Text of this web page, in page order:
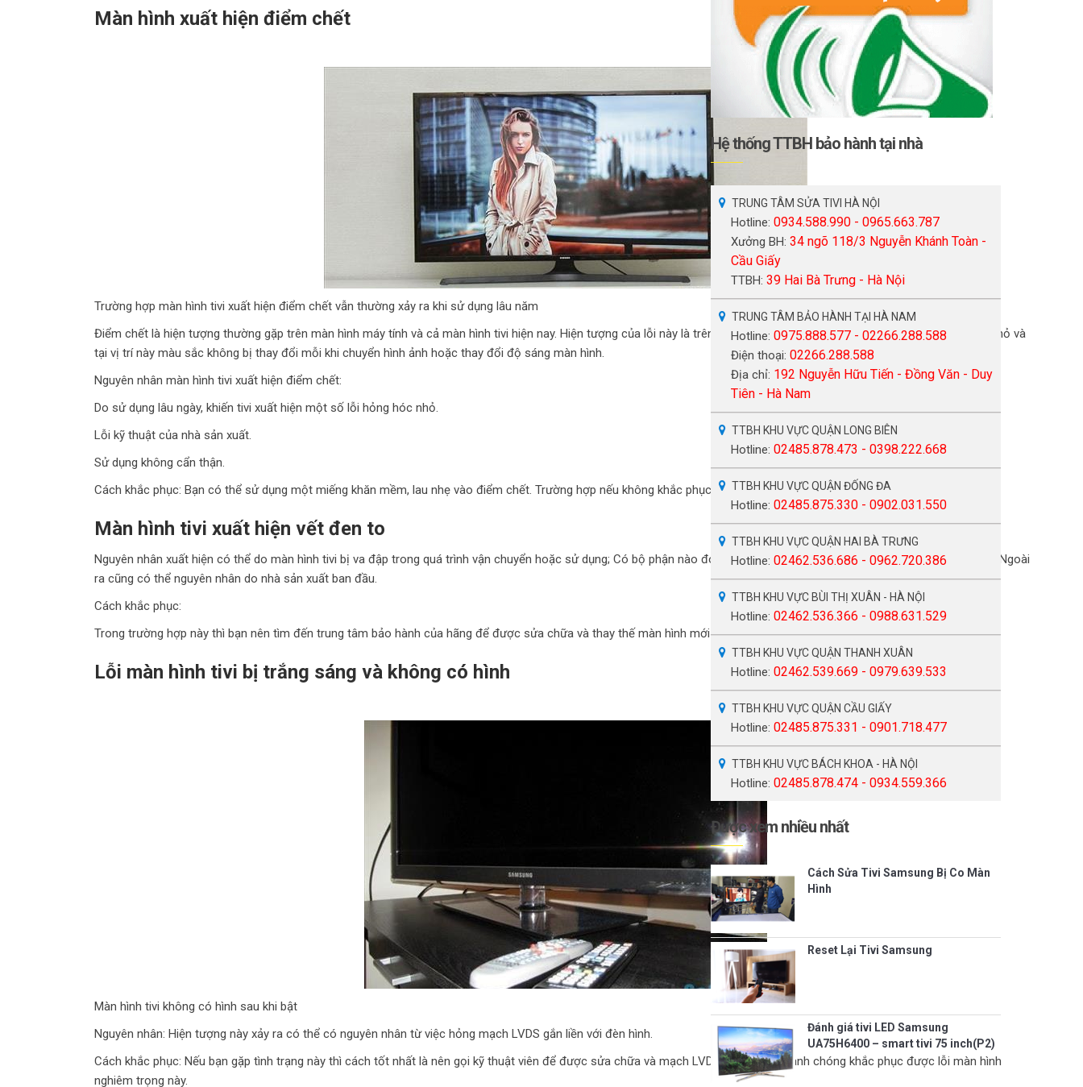
Màn hình xuất hiện điểm chết
Trường hợp màn hình tivi xuất hiện điểm chết vẫn thường xảy ra khi sử dụng lâu năm
Điểm chết là hiện tượng thường gặp trên màn hình máy tính và cả màn hình tivi hiện nay. Hiện tượng của lỗi này là trên màn hình tivi xuất hiện những chấm đen hoặc trắng nhỏ và
tại vị trí này màu sắc không bị thay đổi mỗi khi chuyển hình ảnh hoặc thay đổi độ sáng màn hình.
Nguyên nhân màn hình tivi xuất hiện điểm chết:
Do sử dụng lâu ngày, khiến tivi xuất hiện một số lỗi hỏng hóc nhỏ.
Lỗi kỹ thuật của nhà sản xuất.
Sử dụng không cẩn thận.
Cách khắc phục: Bạn có thể sử dụng một miếng khăn mềm, lau nhẹ vào điểm chết. Trường hợp nếu không khắc phục được bạn có thể gọi nhân viên kỹ thuật đến sửa.
Màn hình tivi xuất hiện vết đen to
Nguyên nhân xuất hiện có thể do màn hình tivi bị va đập trong quá trình vận chuyển hoặc sử dụng; Có bộ phận nào đó bị rơi ra ngoài và làm vỡ điểm màu của màn hình tivi. Ngoài
ra cũng có thể nguyên nhân do nhà sản xuất ban đầu.
Cách khắc phục:
Trong trường hợp này thì bạn nên tìm đến trung tâm bảo hành của hãng để được sửa chữa và thay thế màn hình mới
Lỗi màn hình tivi bị trắng sáng và không có hình
Màn hình tivi không có hình sau khi bật
Nguyên nhân: Hiện tượng này xảy ra có thể có nguyên nhân từ việc hỏng mạch LVDS gắn liền với đèn hình.
Cách khắc phục: Nếu bạn gặp tình trạng này thì cách tốt nhất là nên gọi kỹ thuật viên để được sửa chữa và mạch LVDS để có thể nhanh chóng khắc phục được lỗi màn hình
nghiêm trọng này.
Hệ thống TTBH bảo hành tại nhà
TRUNG TÂM SỬA TIVI HÀ NỘI
Hotline: 0934.588.990 - 0965.663.787
Xưởng BH: 34 ngõ 118/3 Nguyễn Khánh Toàn -
Cầu Giấy
TTBH: 39 Hai Bà Trưng - Hà Nội
TRUNG TÂM BẢO HÀNH TẠI HÀ NAM
Hotline: 0975.888.577 - 02266.288.588
Điện thoại: 02266.288.588
Địa chỉ: 192 Nguyễn Hữu Tiến - Đồng Văn - Duy
Tiên - Hà Nam
TTBH KHU VỰC QUẬN LONG BIÊN
Hotline: 02485.878.473 - 0398.222.668
TTBH KHU VỰC QUẬN ĐỐNG ĐA
Hotline: 02485.875.330 - 0902.031.550
TTBH KHU VỰC QUẬN HAI BÀ TRƯNG
Hotline: 02462.536.686 - 0962.720.386
TTBH KHU VỰC BÙI THỊ XUÂN - HÀ NỘI
Hotline: 02462.536.366 - 0988.631.529
TTBH KHU VỰC QUẬN THANH XUÂN
Hotline: 02462.539.669 - 0979.639.533
TTBH KHU VỰC QUẬN CẦU GIẤY
Hotline: 02485.875.331 - 0901.718.477
TTBH KHU VỰC BÁCH KHOA - HÀ NỘI
Hotline: 02485.878.474 - 0934.559.366
Được xem nhiều nhất
Cách Sửa Tivi Samsung Bị Co Màn
Hình
Reset Lại Tivi Samsung
Đánh giá tivi LED Samsung
UA75H6400 – smart tivi 75 inch(P2)